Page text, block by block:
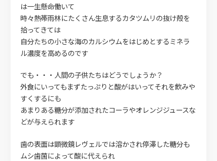
は一生懸命働いて
時々熱帯雨林にたくさん生息するカタツムリの抜け殻を
拾ってきては
自分たちの小さな海のカルシウムをはじめとするミネラ
ル濃度を高めるのです
でも・・・人間の子供たちはどうでしょうか？
外食にいってもまずたっぷりと酸がはいってそれを飲みや
すくするにも
あまりある糖分が添加されたコーラやオレンジジュースな
どが与えられます
歯の表面は顕微鏡レヴェルでは溶かされ停滞した糖分も
ムシ歯菌によって酸に代えられ